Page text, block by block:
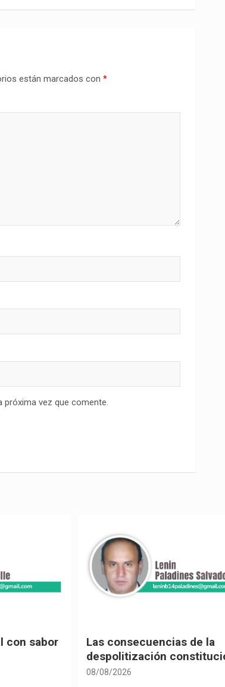
están marcados con *
próxima vez que comente.
la
Leyes contra la democracia
08/08/2026